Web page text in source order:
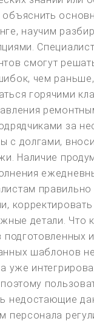
научим
смогут
чем
горячими
за
с долгами,
Наличие
правильно
детали. Что
подготовленных и
шаблонов
уже
недостающие
персонала